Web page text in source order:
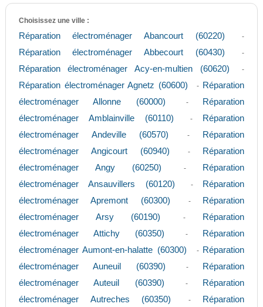
Choisissez une ville :
Réparation électroménager Abancourt (60220) -
Réparation électroménager Abbecourt (60430) -
Réparation électroménager Acy-en-multien (60620) -
Réparation électroménager Agnetz (60600) - Réparation
électroménager Allonne (60000)
-
Réparation
électroménager Amblainville (60110)
-
Réparation
électroménager Andeville (60570)
-
Réparation
électroménager Angicourt (60940)
-
Réparation
électroménager Angy (60250)
-
Réparation
électroménager Ansauvillers (60120)
-
Réparation
électroménager Apremont (60300)
-
Réparation
électroménager Arsy (60190)
-
Réparation
électroménager Attichy (60350)
-
Réparation
électroménager Aumont-en-halatte (60300)
- Réparation
électroménager Auneuil (60390)
-
Réparation
électroménager Auteuil (60390)
-
Réparation
électroménager Autreches (60350)
-
Réparation